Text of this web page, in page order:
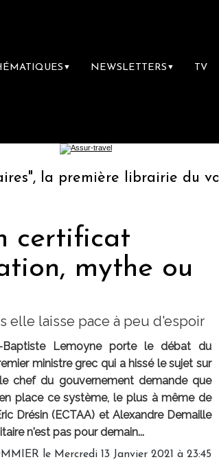
▼ NEWSLETTERS ▼ TV
la première librairie du voyage
certificat
mythe ou
elle laisse pace à peu d'espoir
Baptiste Lemoyne porte le débat du
ministre grec qui a hissé le sujet sur
chef du gouvernement demande que
place ce système, le plus à même de
Drésin (ECTAA) et Alexandre Demaille
n'est pas pour demain...
le Mercredi 13 Janvier 2021 à 23:45